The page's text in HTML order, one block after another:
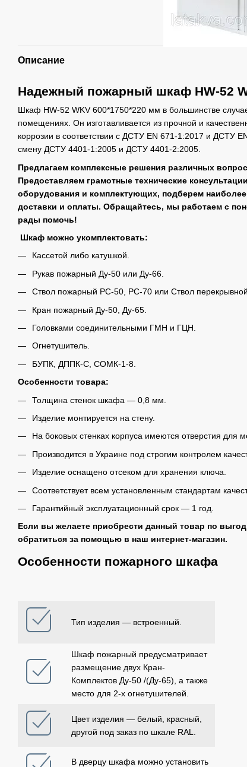
Описание
Надежный пожарный шкаф HW-52
Шкаф HW-52 WKV 600*1750*220 мм в большинстве
помещениях. Он изготавливается из прочной и
коррозии в соответствии с ДСТУ EN 671-1:2017 и ДСТУ
смену ДСТУ 4401-1:2005 и ДСТУ 4401-2:2005.
Предлагаем комплексные решения различных
Предоставляем грамотные технические
оборудования и комплектующих, подберем
доставки и оплаты. Обращайтесь, мы работаем с
рады помочь!
Шкаф можно укомплектовать:
Кассетой либо катушкой.
Рукав пожарный Ду-50 или Ду-66.
Ствол пожарный РС-50, РС-70 или Ствол
Кран пожарный Ду-50, Ду-65.
Головками соединительными ГМН и ГЦН.
Огнетушитель.
БУПК, ДППК-С, СОМК-1-8.
Особенности товара:
Толщина стенок шкафа ― 0,8 мм.
Изделие монтируется на стену.
На боковых стенках корпуса имеются отверстия для
Производится в Украине под строгим контролем
Изделие оснащено отсеком для хранения ключа.
Соответствует всем установленным стандартам
Гарантийный эксплуатационный срок ― 1 год.
Если вы желаете приобрести данный товар по
обратиться за помощью в наш интернет-магазин.
Особенности пожарного шкафа
Тип изделия ― встроенный.
Шкаф пожарный предусматривает
размещение двух Кран-
Комплектов Дy-50 /(Дy-65), а также
место для 2-х огнетушителей.
Цвет изделия ― белый, красный,
другой под заказ по шкале RAL.
В дверцу шкафа можно установить